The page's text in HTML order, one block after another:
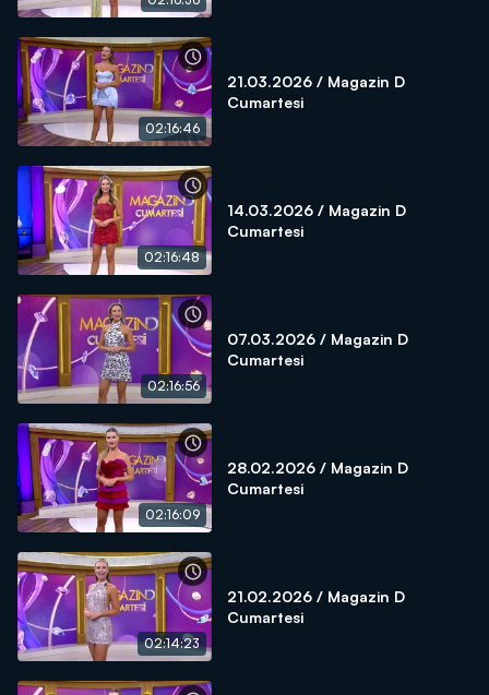
02:16:46
21.03.2026 / Magazin D
Cumartesi
02:16:48
14.03.2026 / Magazin D
Cumartesi
02:16:56
07.03.2026 / Magazin D
Cumartesi
02:16:09
28.02.2026 / Magazin D
Cumartesi
02:14:23
21.02.2026 / Magazin D
Cumartesi